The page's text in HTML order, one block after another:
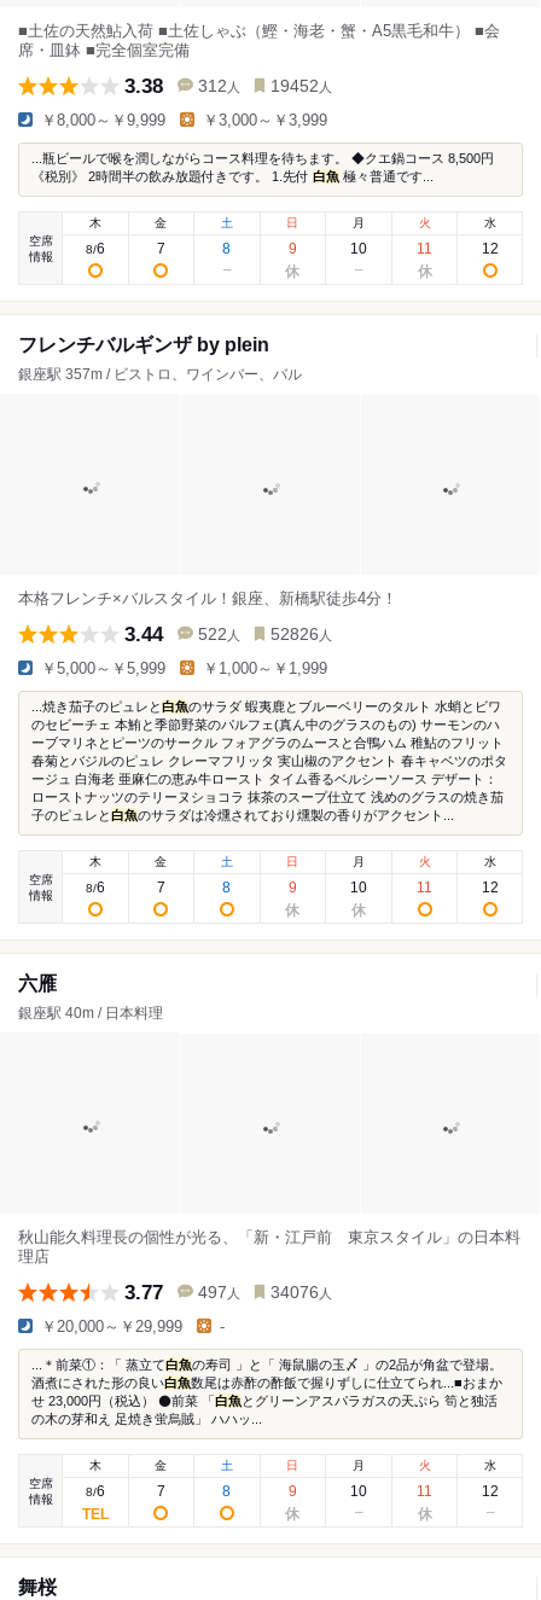
■土佐の天然鮎入荷 ■土佐しゃぶ（鰹・海老・蟹・A5黒毛和牛） ■会
席・皿鉢 ■完全個室完備
3.38 312 人 19452 人
￥8,000～￥9,999 ￥3,000～￥3,999
...瓶ビールで喉を潤しながらコース料理を待ちます。 ◆クエ鍋コース 8,500円
《税別》 2時間半の飲み放題付きです。 1.先付 白魚 極々普通です...
空席
情報
木
8/6
金
7
土
8
日
9
月
10
火
11
水
12
フレンチバルギンザ by plein
銀座駅 357m / ビストロ、ワインバー、バル
本格フレンチ×バルスタイル！銀座、新橋駅徒歩4分！
3.44 522 人 52826 人
￥5,000～￥5,999 ￥1,000～￥1,999
...焼き茄子のピュレと白魚のサラダ 蝦夷鹿とブルーベリーのタルト 水蛸とビワ
のセビーチェ 本鮪と季節野菜のパルフェ(真ん中のグラスのもの) サーモンのハ
ーブマリネとピーツのサークル フォアグラのムースと合鴨ハム 稚鮎のフリット
春菊とバジルのピュレ クレーマフリッタ 実山椒のアクセント 春キャベツのポタ
ージュ 白海老 亜麻仁の恵み牛ロースト タイム香るベルシーソース デザート：
ローストナッツのテリーヌショコラ 抹茶のスープ仕立て 浅めのグラスの焼き茄
子のピュレと白魚のサラダは冷燻されており燻製の香りがアクセント...
空席
情報
木
8/6
金
7
土
8
日
9
月
10
火
11
水
12
六雁
銀座駅 40m / 日本料理
秋山能久料理長の個性が光る、「新・江戸前 東京スタイル」の日本料
理店
3.77 497 人 34076 人
￥20,000～￥29,999 -
...＊前菜①：「 蒸立て白魚の寿司 」と「 海鼠腸の玉〆 」の2品が角盆で登場。
酒煮にされた形の良い白魚数尾は赤酢の酢飯で握りずしに仕立てられ...■おまか
せ 23,000円（税込） ⚫前菜 「 白魚 とグリーンアスパラガスの天ぷら 筍と独活
の木の芽和え 足焼き蛍烏賊」 ハハッ...
空席
情報
木
8/6
金
7
土
8
日
9
月
10
火
11
水
12
舞桜